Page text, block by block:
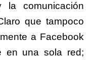
la comunicación
que tampoco
a Facebook
en una sola red;